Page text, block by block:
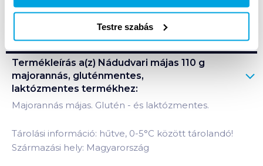
Testre szabás
Bevásárlólistához adom Értesíts, ha olcsóbb!
Termékleírás a(z) Nádudvari májas 110 g
majorannás, gluténmentes,
laktózmentes termékhez:
Majorannás májas. Glutén - és laktózmentes.
Tárolási információ: hűtve, 0-5°C között tárolandó!
Származási hely: Magyarország